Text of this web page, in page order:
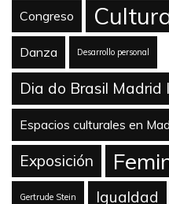
Congreso
Danza Desarrollo personal
Dia do Brasil Madrid
Espacios culturales en
Exposición
Gertrude Stein Igualdad